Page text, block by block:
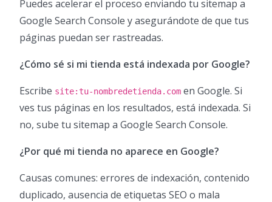
Puedes acelerar el proceso enviando tu sitemap a
Google Search Console y asegurándote de que tus
páginas puedan ser rastreadas.
¿Cómo sé si mi tienda está indexada por Google?
Escribe site:tu-nombredetienda.com en Google. Si
ves tus páginas en los resultados, está indexada. Si
no, sube tu sitemap a Google Search Console.
¿Por qué mi tienda no aparece en Google?
Causas comunes: errores de indexación, contenido
duplicado, ausencia de etiquetas SEO o mala